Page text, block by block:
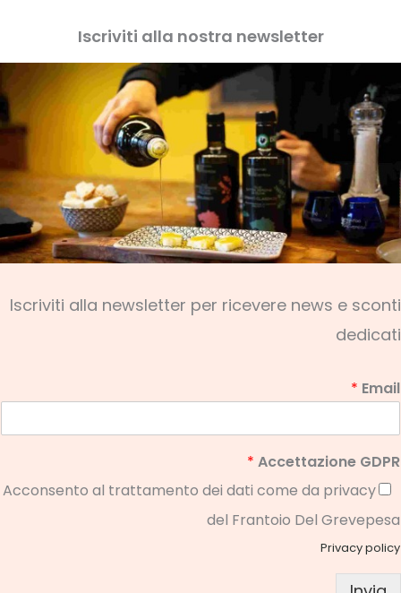
Iscriviti alla nostra newsletter
Iscriviti alla newsletter per ricevere news e sconti
dedicati
Email
*
Accettazione GDPR
*
Acconsento al trattamento dei dati come da privacy
del Frantoio Del Grevepesa
Privacy policy